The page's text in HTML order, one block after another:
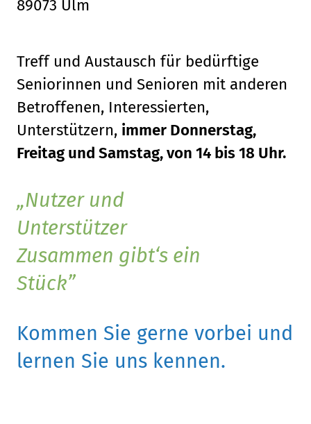
89073 Ulm
Treff und Austausch für bedürftige
Seniorinnen und Senioren mit anderen
Betroffenen, Interessierten,
Unterstützern, immer Donnerstag,
Freitag und Samstag, von 14 bis 18 Uhr.
Nutzer und
Unterstützer
Zusammen gibt‘s ein
Stück
Kommen Sie gerne vorbei und
lernen Sie uns kennen.